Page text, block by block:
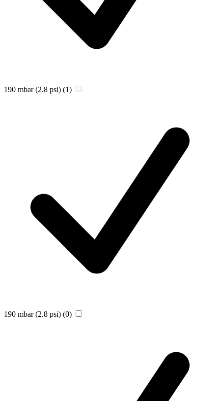
190 mbar (2.8 psi) (1)
190 mbar (2.8 psi) (0)